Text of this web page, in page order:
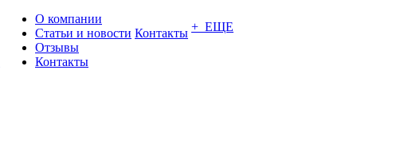
О компании
Статьи и новости
Отзывы
Контакты
Контакты + ЕЩЕ